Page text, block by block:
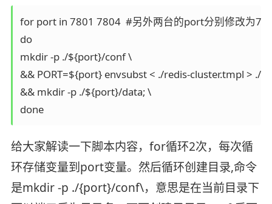
for port in 7801 7804  #另外两台的port分别修改为
do
mkdir -p ./${port}/conf \
&& PORT=${port} envsubst < ./redis-cluster.tmpl > ./
&& mkdir -p ./${port}/data; \
done
给大家解读一下脚本内容，for循环2次，每次循
环存储变量到port变量。然后循环创建目录,命令
是mkdir -p ./{port}/conf\，意思是在当前目录下